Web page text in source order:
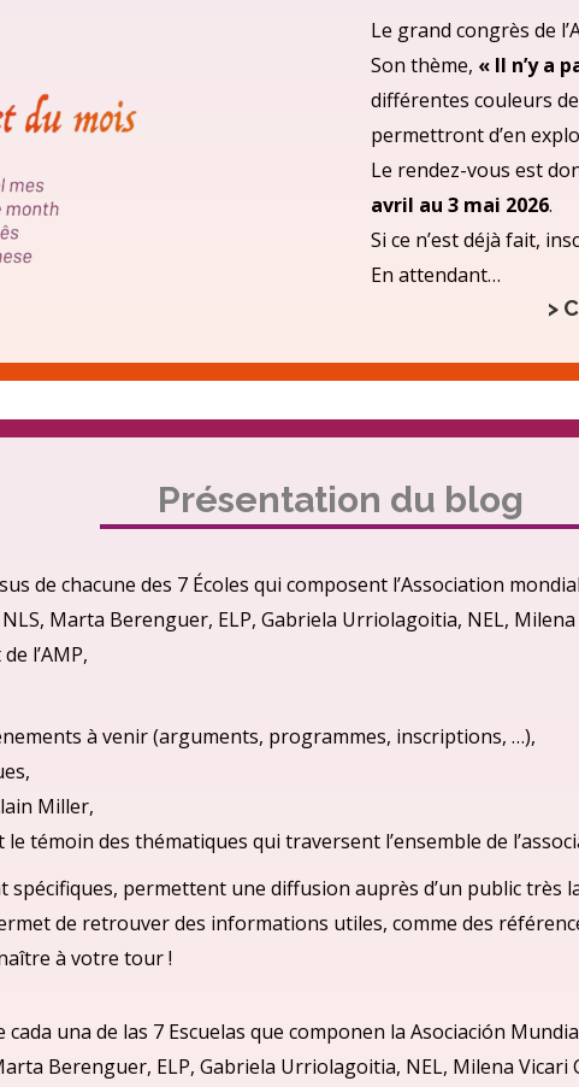
Le grand congrès de
Son thème, « Il n’y a
différentes couleurs
permettront d’en
Le rendez-vous est
avril au 3 mai 2026.
Si ce n’est déjà fait,
En attendant…
>
Présentation du blog
de chacune des 7 Écoles qui composent l’Association
Marta Berenguer, ELP, Gabriela Urriolagoitia, NEL,
l’AMP,
à venir (arguments, programmes, inscriptions, …),
Miller,
témoin des thématiques qui traversent l’ensemble de
spécifiques, permettent une diffusion auprès d’un public très
de retrouver des informations utiles, comme des
à votre tour !
una de las 7 Escuelas que componen la Asociación
Berenguer, ELP, Gabriela Urriolagoitia, NEL, Milena Vicari